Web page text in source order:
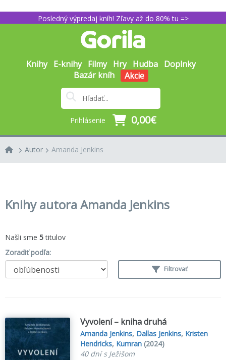
Posledný výpredaj kníh! Zľavy až do 80% tu =>
Knihy E-knihy Filmy Hry Hudba Doplnky
Bazár kníh
Akcie
Prihlásenie 0,00€
Autor Amanda Jenkins
Knihy autora Amanda Jenkins
Našli sme 5titulov
Zoradiť podľa:
Filtrovať
Vyvolení – kniha druhá
Amanda Jenkins, Dallas Jenkins, Kristen
Hendricks, Kumran (2024)
40 dní s Ježišom